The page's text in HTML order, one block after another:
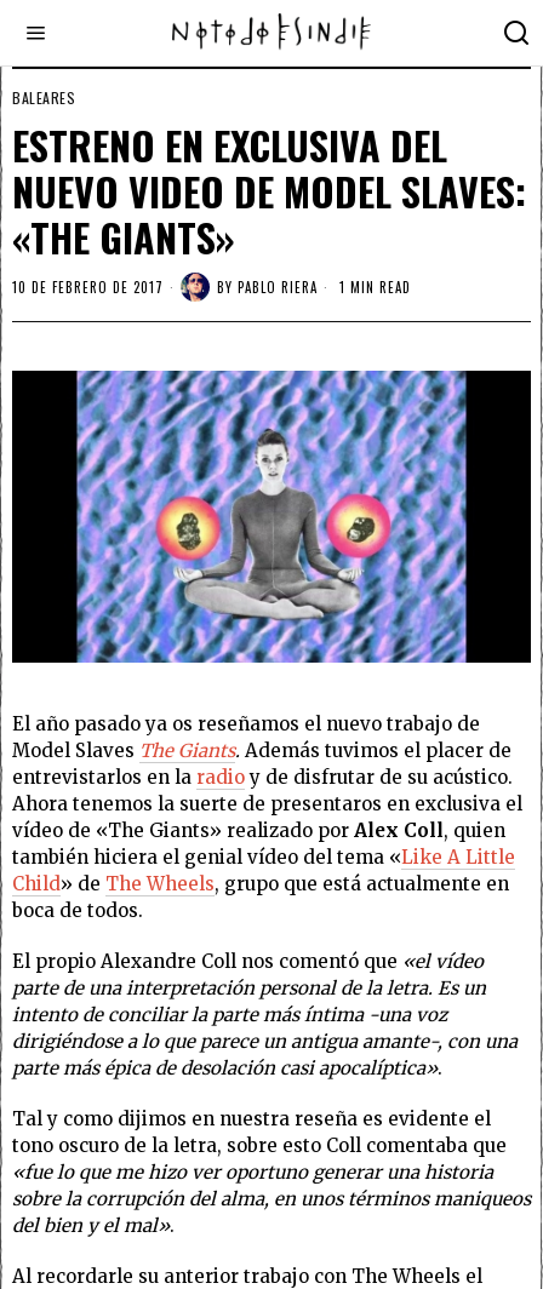
BALEARES
ESTRENO EN EXCLUSIVA DEL
NUEVO VIDEO DE MODEL SLAVES:
«THE GIANTS»
10 DE FEBRERO DE 2017 BY PABLO RIERA 1 MIN READ
El año pasado ya os reseñamos el nuevo trabajo de
Model Slaves The Giants. Además tuvimos el placer de
entrevistarlos en la radioy de disfrutar de su acústico.
Ahora tenemos la suerte de presentaros en exclusiva el
vídeo de «The Giants» realizado por Alex Coll, quien
también hiciera el genial vídeo del tema «Like A Little
Child» de The Wheels, grupo que está actualmente en
boca de todos.
El propio Alexandre Coll nos comentó que «el vídeo
parte de una interpretación personal de la letra. Es un
intento de conciliar la parte más íntima -una voz
dirigiéndose a lo que parece un antigua amante-, con una
parte más épica de desolación casi apocalíptica».
Tal y como dijimos en nuestra reseña es evidente el
tono oscuro de la letra, sobre esto Coll comentaba que
«fue lo que me hizo ver oportuno generar una historia
sobre la corrupción del alma, en unos términos maniqueos
del bien y el mal».
Al recordarle su anterior trabajo con The Wheels el